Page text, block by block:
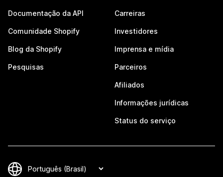
Documentação da API
Comunidade Shopify
Blog da Shopify
Pesquisas
Carreiras
Investidores
Imprensa e mídia
Parceiros
Afiliados
Informações jurídicas
Status do serviço